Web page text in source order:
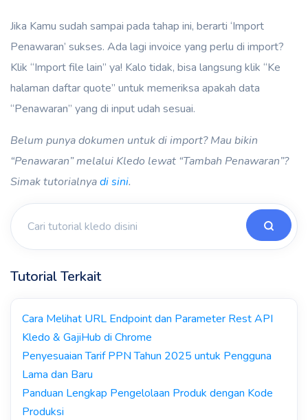
Jika Kamu sudah sampai pada tahap ini, berarti ‘Import
Penawaran’ sukses. Ada lagi invoice yang perlu di import?
Klik “Import file lain” ya! Kalo tidak, bisa langsung klik “Ke
halaman daftar quote” untuk memeriksa apakah data
“Penawaran” yang di input udah sesuai.
Belum punya dokumen untuk di import? Mau bikin
“Penawaran” melalui Kledo lewat “Tambah Penawaran”?
Simak tutorialnyadi sini.
Tutorial Terkait
Cara Melihat URL Endpoint dan Parameter Rest API
Kledo & GajiHub di Chrome
Penyesuaian Tarif PPN Tahun 2025 untuk Pengguna
Lama dan Baru
Panduan Lengkap Pengelolaan Produk dengan Kode
Produksi